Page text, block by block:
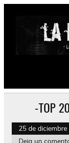
Saltar
Psychedelic,
-TOP
25 de
Deja un